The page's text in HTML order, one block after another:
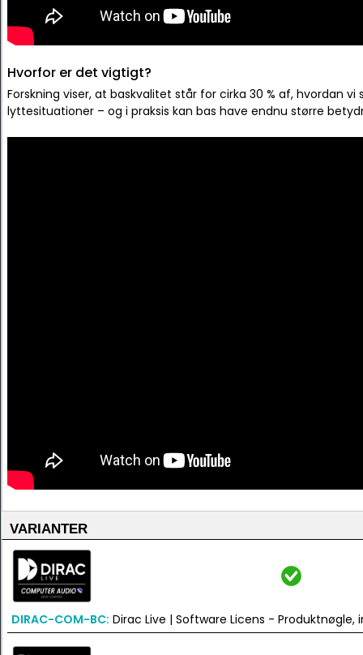
Hvorfor er det vigtigt?
Forskning viser, at baskvalitet står for cirka 30 % af, hvordan
lyttesituationer – og i praksis kan bas have endnu større
VARIANTER
DIRAC-COM-BC: Dirac Live | Software Licens -